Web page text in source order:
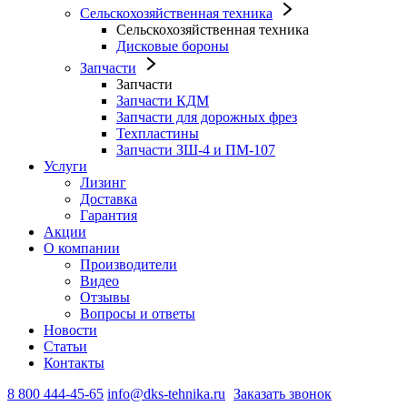
Сельскохозяйственная техника
Сельскохозяйственная техника
Дисковые бороны
Запчасти
Запчасти
Запчасти КДМ
Запчасти для дорожных фрез
Техпластины
Запчасти ЗШ-4 и ПМ-107
Услуги
Лизинг
Доставка
Гарантия
Акции
О компании
Производители
Видео
Отзывы
Вопросы и ответы
Новости
Статьи
Контакты
8 800 444-45-65 info@dks-tehnika.ru Заказать звонок